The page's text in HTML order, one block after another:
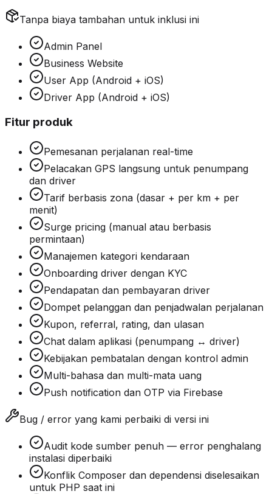
Tanpa biaya tambahan untuk inklusi ini
Admin Panel
Business Website
User App (Android + iOS)
Driver App (Android + iOS)
Fitur produk
Pemesanan perjalanan real-time
Pelacakan GPS langsung untuk penumpang
dan driver
Tarif berbasis zona (dasar + per km + per
menit)
Surge pricing (manual atau berbasis
permintaan)
Manajemen kategori kendaraan
Onboarding driver dengan KYC
Pendapatan dan pembayaran driver
Dompet pelanggan dan penjadwalan perjalanan
Kupon, referral, rating, dan ulasan
Chat dalam aplikasi (penumpang ↔ driver)
Kebijakan pembatalan dengan kontrol admin
Multi-bahasa dan multi-mata uang
Push notification dan OTP via Firebase
Bug / error yang kami perbaiki di versi ini
Audit kode sumber penuh — error penghalang
instalasi diperbaiki
Konflik Composer dan dependensi diselesaikan
untuk PHP saat ini